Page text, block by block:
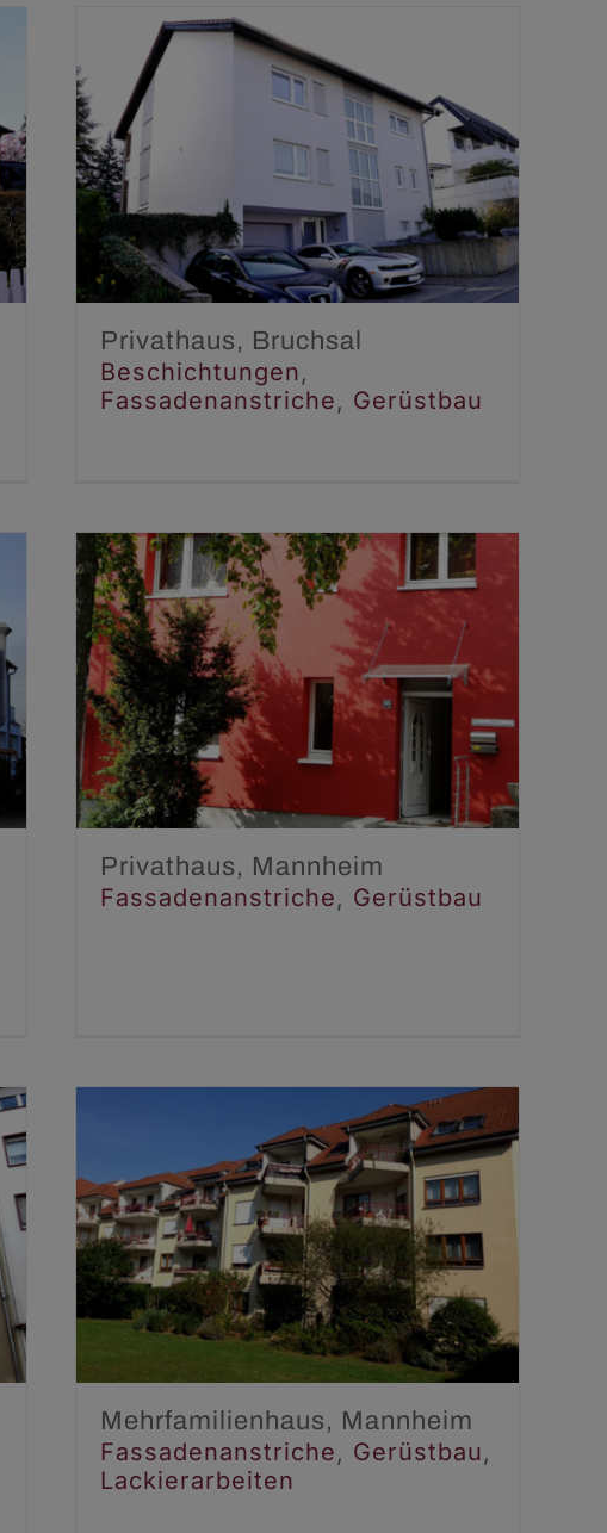
Privathaus, Bruchsal
Beschichtungen Fassadenanstriche Gerüstbau
Privathaus, Bruchsal
Beschichtungen,
Fassadenanstriche, Gerüstbau
Privathaus, Mannheim
Fassadenanstriche Gerüstbau
Privathaus, Mannheim
Fassadenanstriche, Gerüstbau
Mehrfamilienhaus,
Mannheim
Fassadenanstriche Gerüstbau Lackierarbeiten
Mehrfamilienhaus, Mannheim
Fassadenanstriche, Gerüstbau,
Lackierarbeiten